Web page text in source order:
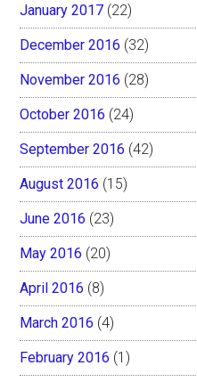
January 2017 (22)
December 2016 (32)
November 2016 (28)
October 2016 (24)
September 2016 (42)
August 2016 (15)
June 2016 (23)
May 2016 (20)
April 2016 (8)
March 2016 (4)
February 2016 (1)